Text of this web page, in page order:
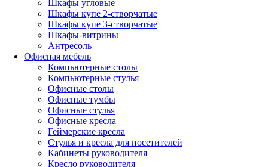
Шкафы угловые
Шкафы купе 2-створчатые
Шкафы купе 3-створчатые
Шкафы-витрины
Антресоль
Офисная мебель
Компьютерные столы
Компьютерные стулья
Офисные столы
Офисные тумбы
Офисные стулья
Офисные кресла
Геймерские кресла
Стулья и кресла для посетителей
Кабинеты руководителя
Кресло руководителя